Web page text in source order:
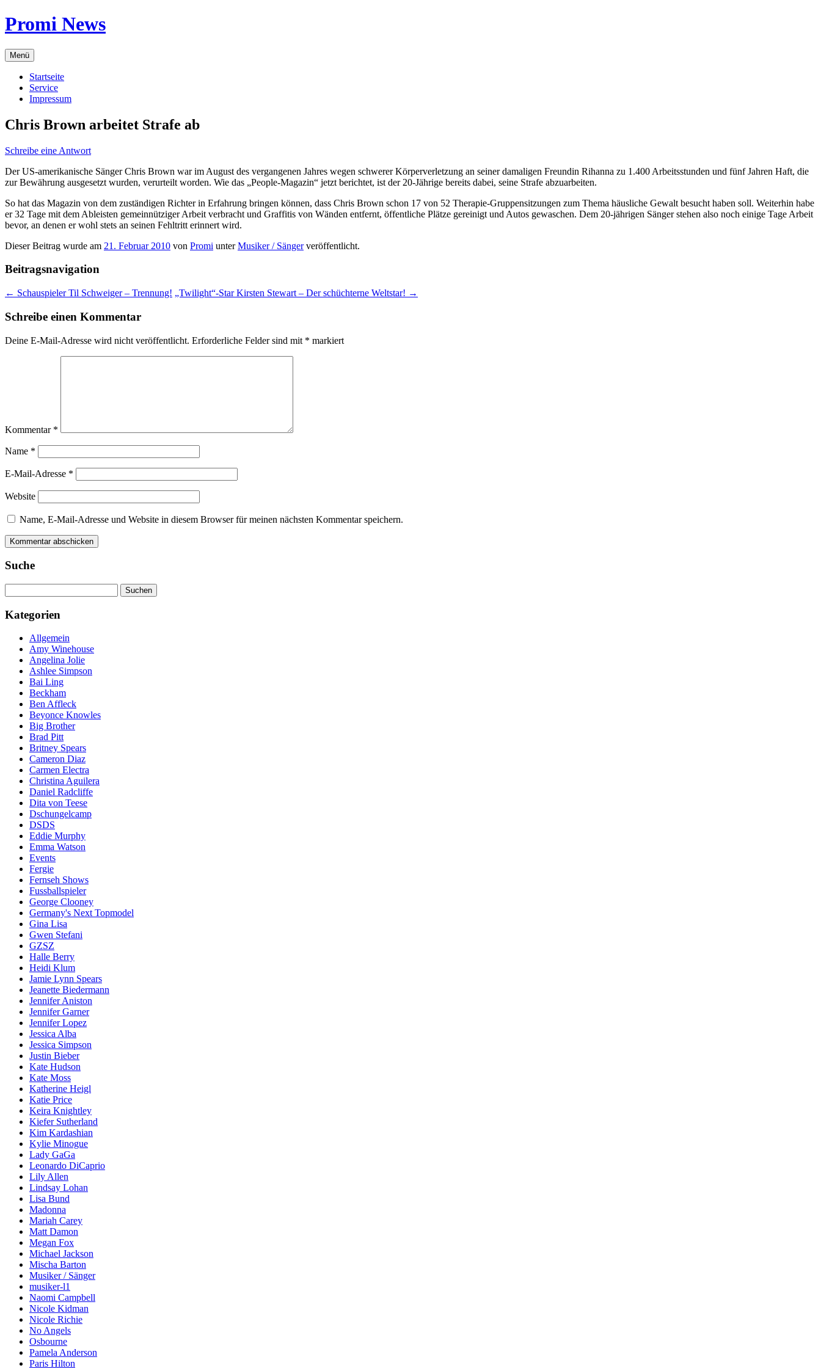
Zum
Inhalt
Promi News
Menü
Startseite
Service
Impressum
Chris Brown arbeitet Strafe ab
Schreibe eine Antwort
Der US-amerikanische Sänger Chris Brown war im August des vergangenen Jahres wegen schwerer Körperverletzung an seiner damaligen Freundin Rihanna zu 1.400 Arbeitsstunden und fünf Jahren Haft, die
zur Bewährung ausgesetzt wurden, verurteilt worden. Wie das „People-Magazin“ jetzt berichtet, ist der 20-Jährige bereits dabei, seine Strafe abzuarbeiten.
So hat das Magazin von dem zuständigen Richter in Erfahrung bringen können, dass Chris Brown schon 17 von 52 Therapie-Gruppensitzungen zum Thema häusliche Gewalt besucht haben soll. Weiterhin habe
er 32 Tage mit dem Ableisten gemeinnütziger Arbeit verbracht und Graffitis von Wänden entfernt, öffentliche Plätze gereinigt und Autos gewaschen. Dem 20-jährigen Sänger stehen also noch einige Tage Arbeit
bevor, an denen er wohl stets an seinen Fehltritt erinnert wird.
Dieser Beitrag wurde am 21. Februar 2010 von Promi unterMusiker / Sängerveröffentlicht.
Beitragsnavigation
← Schauspieler Til Schweiger – Trennung! „Twilight“-Star Kirsten Stewart – Der schüchterne Weltstar! →
Schreibe einen Kommentar
Deine E-Mail-Adresse wird nicht veröffentlicht. Erforderliche Felder sind mit * markiert
Kommentar *
Name *
E-Mail-Adresse *
Website
Name, E-Mail-Adresse und Website in diesem Browser für meinen nächsten Kommentar speichern.
Suche
nach:
Kategorien
Allgemein
Amy Winehouse
Angelina Jolie
Ashlee Simpson
Bai Ling
Beckham
Ben Affleck
Beyonce Knowles
Big Brother
Brad Pitt
Britney Spears
Cameron Diaz
Carmen Electra
Christina Aguilera
Daniel Radcliffe
Dita von Teese
Dschungelcamp
DSDS
Eddie Murphy
Emma Watson
Events
Fergie
Fernseh Shows
Fussballspieler
George Clooney
Germany's Next Topmodel
Gina Lisa
Gwen Stefani
GZSZ
Halle Berry
Heidi Klum
Jamie Lynn Spears
Jeanette Biedermann
Jennifer Aniston
Jennifer Garner
Jennifer Lopez
Jessica Alba
Jessica Simpson
Justin Bieber
Kate Hudson
Kate Moss
Katherine Heigl
Katie Price
Keira Knightley
Kiefer Sutherland
Kim Kardashian
Kylie Minogue
Lady GaGa
Leonardo DiCaprio
Lily Allen
Lindsay Lohan
Lisa Bund
Madonna
Mariah Carey
Matt Damon
Megan Fox
Michael Jackson
Mischa Barton
Musiker / Sänger
musiker-l1
Naomi Campbell
Nicole Kidman
Nicole Richie
No Angels
Osbourne
Pamela Anderson
Paris Hilton